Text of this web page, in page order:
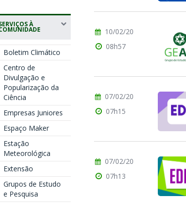
À
Boletim Climático
Centro de
Divulgação e
Popularização da
Ciência
Empresas Juniores
Espaço Maker
Estação
Meteorológica
Extensão
Grupos de Estudo
e Pesquisa
10/02/20
08h57
07/02/20
07h15
07/02/20
07h13